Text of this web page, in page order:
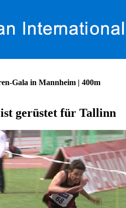
Gala in Mannheim | 400m
gerüstet für Tallinn